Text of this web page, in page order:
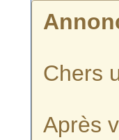
Chers
Après